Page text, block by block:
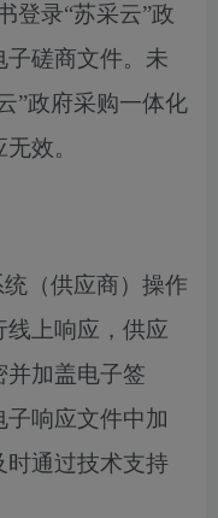
登录“苏采云”政
子磋商文件。未
”政府采购一体化
效。
统（供应商）操作
上响应，供应
并加盖电子签
响应文件中加
时通过技术支持